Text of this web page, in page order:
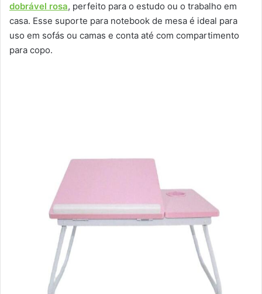
dobrável rosa, perfeito para o estudo ou o trabalho em
casa. Esse suporte para notebook de mesa é ideal para
uso em sofás ou camas e conta até com compartimento
para copo.